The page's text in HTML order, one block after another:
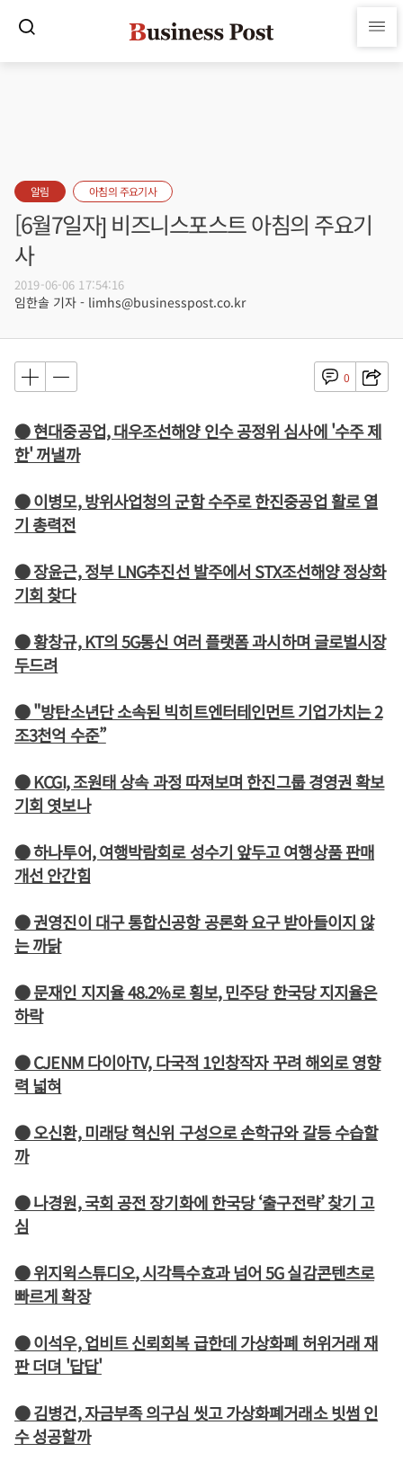
알림 아침의 주요기사
[6월7일자] 비즈니스포스트 아침의 주요기
사
2019-06-06 17:54:16
임한솔 기자 - limhs@businesspost.co.kr
0
● 현대중공업, 대우조선해양 인수 공정위 심사에 '수주 제
한' 꺼낼까
● 이병모, 방위사업청의 군함 수주로 한진중공업 활로 열
기 총력전
● 장윤근, 정부 LNG추진선 발주에서 STX조선해양 정상화
기회 찾다
● 황창규, KT의 5G통신 여러 플랫폼 과시하며 글로벌시장
두드려
● "방탄소년단 소속된 빅히트엔터테인먼트 기업가치는 2
조3천억 수준”
● KCGI, 조원태 상속 과정 따져보며 한진그룹 경영권 확보
기회 엿보나
● 하나투어, 여행박람회로 성수기 앞두고 여행상품 판매
개선 안간힘
● 권영진이 대구 통합신공항 공론화 요구 받아들이지 않
는 까닭
● 문재인 지지율 48.2%로 횡보, 민주당 한국당 지지율은
하락
● CJENM 다이아TV, 다국적 1인창작자 꾸려 해외로 영향
력 넓혀
● 오신환, 미래당 혁신위 구성으로 손학규와 갈등 수습할
까
● 나경원, 국회 공전 장기화에 한국당 ‘출구전략’ 찾기 고
심
● 위지윅스튜디오, 시각특수효과 넘어 5G 실감콘텐츠로
빠르게 확장
● 이석우, 업비트 신뢰회복 급한데 가상화폐 허위거래 재
판 더뎌 '답답'
● 김병건, 자금부족 의구심 씻고 가상화폐거래소 빗썸 인
수 성공할까